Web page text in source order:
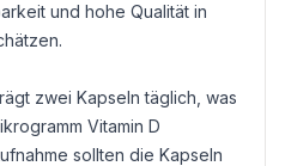
und hohe Qualität in
zwei Kapseln täglich, was
Vitamin D
sollten die Kapseln